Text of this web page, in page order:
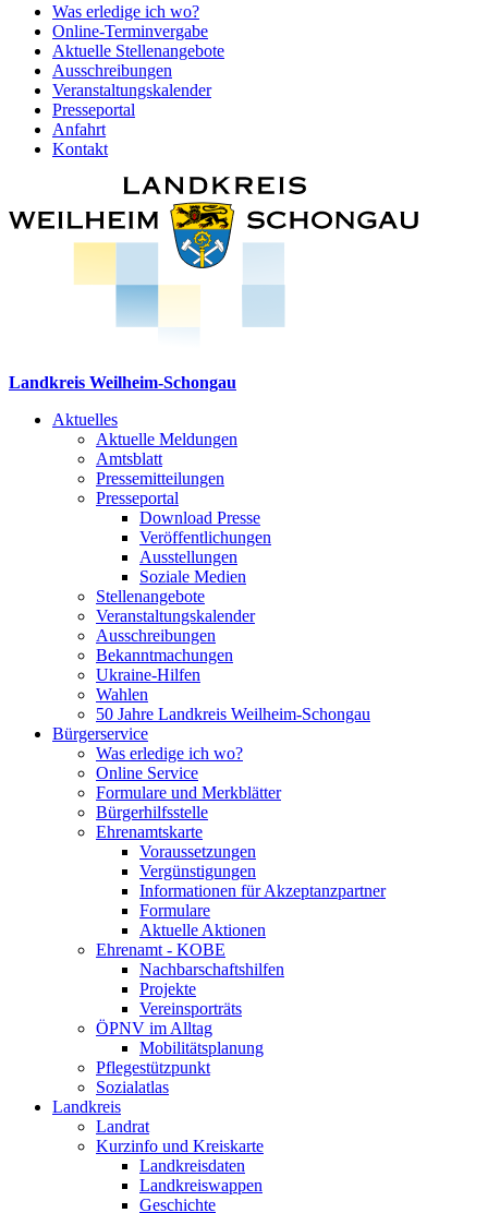
Was erledige ich wo?
Online-Terminvergabe
Aktuelle Stellenangebote
Ausschreibungen
Veranstaltungskalender
Presseportal
Anfahrt
Kontakt
Landkreis Weilheim-Schongau
Aktuelles
Aktuelle Meldungen
Amtsblatt
Pressemitteilungen
Presseportal
Download Presse
Veröffentlichungen
Ausstellungen
Soziale Medien
Stellenangebote
Veranstaltungskalender
Ausschreibungen
Bekanntmachungen
Ukraine-Hilfen
Wahlen
50 Jahre Landkreis Weilheim-Schongau
Bürgerservice
Was erledige ich wo?
Online Service
Formulare und Merkblätter
Bürgerhilfsstelle
Ehrenamtskarte
Voraussetzungen
Vergünstigungen
Informationen für Akzeptanzpartner
Formulare
Aktuelle Aktionen
Ehrenamt - KOBE
Nachbarschaftshilfen
Projekte
Vereinsporträts
ÖPNV im Alltag
Mobilitätsplanung
Pflegestützpunkt
Sozialatlas
Landkreis
Landrat
Kurzinfo und Kreiskarte
Landkreisdaten
Landkreiswappen
Geschichte